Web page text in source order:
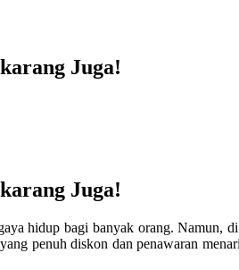
Juga!
Juga!
hidup bagi banyak orang. Namun,
penuh diskon dan penawaran